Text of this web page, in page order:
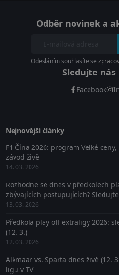
Odběr novinek a
Odesláním souhlasíte se
Sledujte nás
Facebook
Nejnovější články
F1 Čína 2026: program Velké
závod živě
14. 03. 2026
Rozhodne se dnes v předkolech
zbývajících postupujících?
13. 03. 2026
Předkola play off extraligy 2026:
(12. 3.)
12. 03. 2026
Alkmaar vs. Sparta dnes živě (12.
ligu v TV